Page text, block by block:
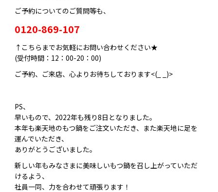
ご予約についてのご質問等も、
0120-869-107
↑こちらまでお気軽にお問い合わせください★
(受付時間：12：00-20：00)
ご予約、ご来店、心よりお待ちしております<(_ _)>
PS、
早いもので、2022年も残り8日となりました。
本年も楽天地のもつ鍋をご注文いただき、また楽天地に足を
運んでいただき、
ありがとうございました。
新しい年もみなさまに美味しいもつ鍋を召し上がっていただ
けるよう、
社員一同、力を合わせて頑張ります！